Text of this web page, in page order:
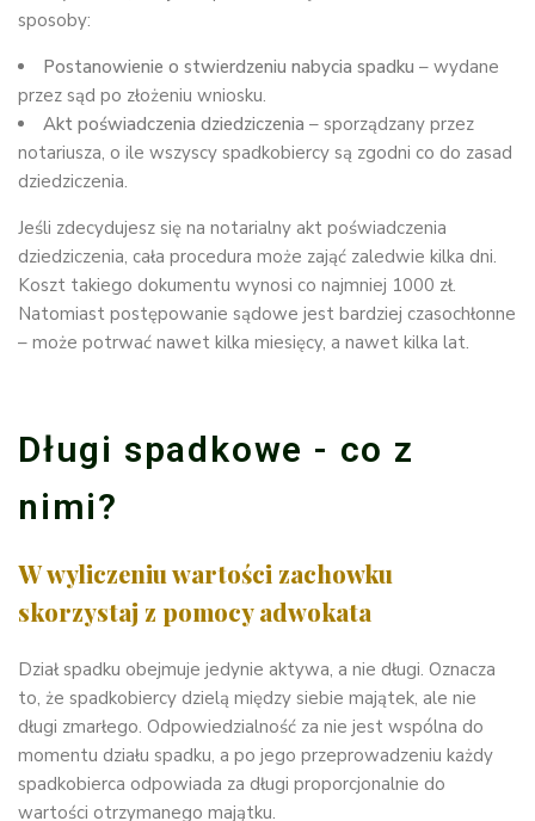
sposoby:
Postanowienie o stwierdzeniu nabycia spadku – wydane
przez sąd po złożeniu wniosku.
Akt poświadczenia dziedziczenia – sporządzany przez
notariusza, o ile wszyscy spadkobiercy są zgodni co do zasad
dziedziczenia.
Jeśli zdecydujesz się na notarialny akt poświadczenia
dziedziczenia, cała procedura może zająć zaledwie kilka dni.
Koszt takiego dokumentu wynosi co najmniej 1000 zł.
Natomiast postępowanie sądowe jest bardziej czasochłonne
– może potrwać nawet kilka miesięcy, a nawet kilka lat.
Długi spadkowe - co z
nimi?
W wyliczeniu wartości zachowku
skorzystaj z pomocy adwokata
Dział spadku obejmuje jedynie aktywa, a nie długi. Oznacza
to, że spadkobiercy dzielą między siebie majątek, ale nie
długi zmarłego. Odpowiedzialność za nie jest wspólna do
momentu działu spadku, a po jego przeprowadzeniu każdy
spadkobierca odpowiada za długi proporcjonalnie do
wartości otrzymanego majątku.